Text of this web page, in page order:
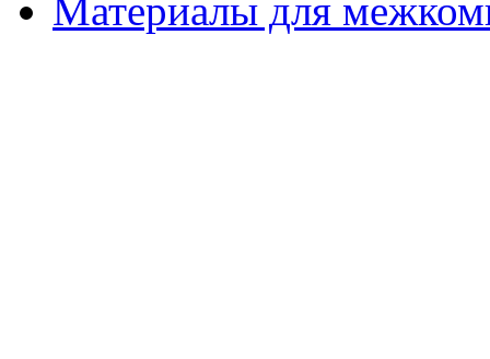
Материалы для